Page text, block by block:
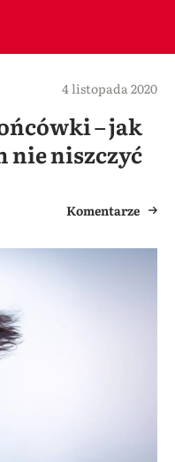
4 listopada 2020
– jak
nie niszczyć
Komentarze